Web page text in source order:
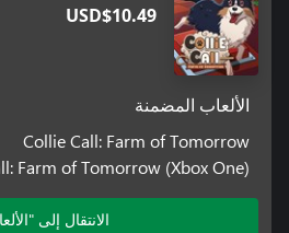
USD$10.49
الألعاب المضمنة
Collie Call: Farm of Tomorrow
Farm of Tomorrow (Xbox One)
الانتقال إلى